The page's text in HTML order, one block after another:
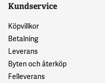
Kundservice
Köpvillkor
Betalning
Leverans
Byten och återköp
Felleverans